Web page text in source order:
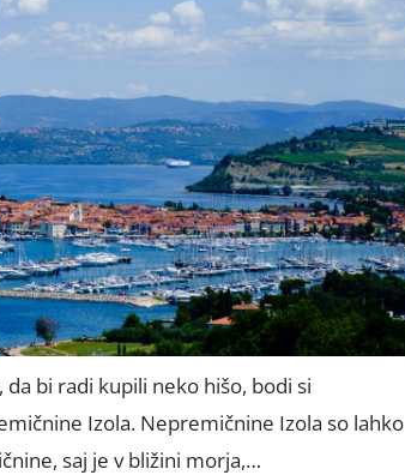
bi radi kupili neko hišo, bodi si
Izola. Nepremičnine Izola so lahko
saj je v bližini morja,…